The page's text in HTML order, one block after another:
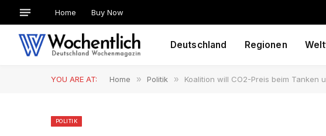
Home Buy Now
Deutschland Regionen
YOU ARE AT: Home » Politik » Koalition will CO2-Preis beim Tanken
POLITIK